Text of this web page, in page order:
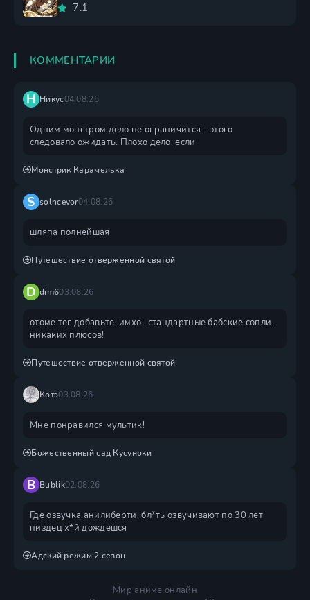
7.1
КОММЕНТАРИИ
Н Никус04.08.26
Одним монстром дело не ограничится - этого
следовало ожидать. Плохо дело, если
Монстрик Карамелька
S solncevor04.08.26
шляпа полнейшая
Путешествие отверженной святой
D dim603.08.26
отоме тег добавьте. имхо- стандартные бабские сопли.
никаких плюсов!
Путешествие отверженной святой
Котэ03.08.26
Мне понравился мультик!
Божественный сад Кусуноки
B Bublik02.08.26
Где озвучка анилиберти, бл*ть озвучивают по 30 лет
пиздец х*й дождëшся
Адский режим 2 сезон
Мир аниме онлайн